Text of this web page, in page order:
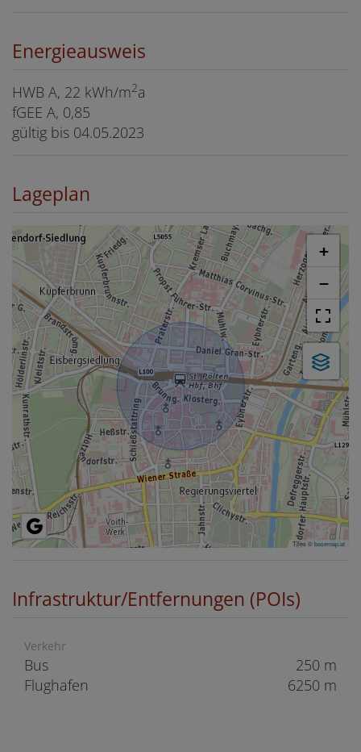
Energieausweis
HWB A, 22 kWh/m2a
fGEE A, 0,85
gültig bis 04.05.2023
Lageplan
+
−
Tiles ©basemap.at
Infrastruktur/Entfernungen (POIs)
Verkehr
Bus
250 m
Flughafen
6250 m